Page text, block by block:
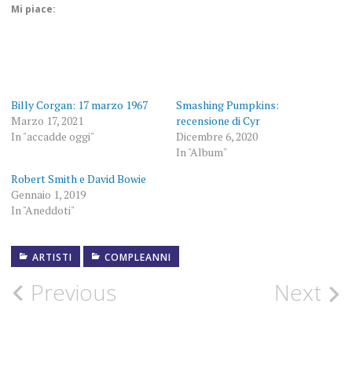
Mi piace:
Billy Corgan: 17 marzo 1967
Marzo 17, 2021
In "accadde oggi"
Smashing Pumpkins:
recensione di Cyr
Dicembre 6, 2020
In "Album"
Robert Smith e David Bowie
Gennaio 1, 2019
In "Aneddoti"
ARTISTI
COMPLEANNI
1979
BILLY
CORGAN
Post
Previous Next